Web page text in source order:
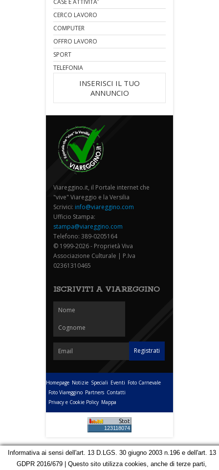
CASE E ATTIVITA'
CERCO LAVORO
COMPUTER
OFFRO LAVORO
SPORT
TELEFONIA
INSERISCI IL TUO
ANNUNCIO
Viareggino.it, il Portale internet che
"vive" Viareggio e la Versilia
Scrivici: info@viareggino.com
Ufficio Stampa:
stampa@viareggino.com
Telefono: 389-0205164
© 1999-2026 - Proprietà Viva
Associazione Culturale | P.Iva
02361310465
ISCRIVITI A VIAREGGINO
Homepage Notizie Speciali Eventi Foto Carnevale
Foto Viareggino Partners Contatti
Privacy e Cookie Policy Mappa
123118074
Informativa ai sensi dell'art. 13 D.LGS. 30 giugno 2003 n.196 e dell'art. 13
GDPR 2016/679 | Questo sito utilizza cookies, anche di terze parti,